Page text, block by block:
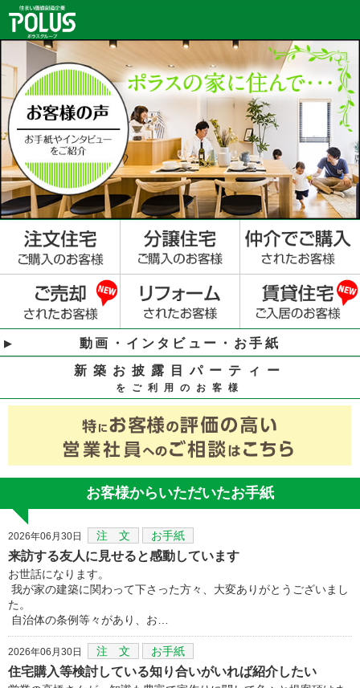
動画・インタビュー・お手紙
新築お披露目パーティー
をご利用のお客様
お客様からいただいたお手紙
2026年06月30日 注 文 お手紙
来訪する友人に見せると感動しています
お世話になります。
我が家の建築に関わって下さった方々、大変ありがとうございまし
た。
自治体の条例等々があり、お…
2026年06月30日 注 文 お手紙
住宅購入等検討している知り合いがいれば紹介したい